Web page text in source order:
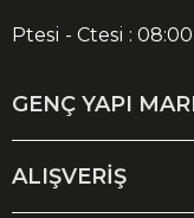
Ptesi - Ctesi :
GENÇ YAPI
ALIŞVERİŞ